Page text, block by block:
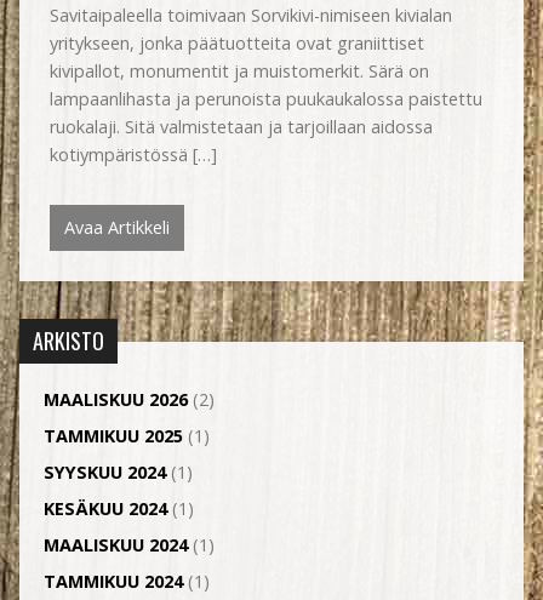
Savitaipaleella toimivaan Sorvikivi-nimiseen kivialan
yritykseen, jonka päätuotteita ovat graniittiset
kivipallot, monumentit ja muistomerkit. Särä on
lampaanlihasta ja perunoista puukaukalossa paistettu
ruokalaji. Sitä valmistetaan ja tarjoillaan aidossa
kotiympäristössä […]
Avaa Artikkeli
ARKISTO
MAALISKUU 2026(2)
TAMMIKUU 2025(1)
SYYSKUU 2024(1)
KESÄKUU 2024(1)
MAALISKUU 2024(1)
TAMMIKUU 2024(1)